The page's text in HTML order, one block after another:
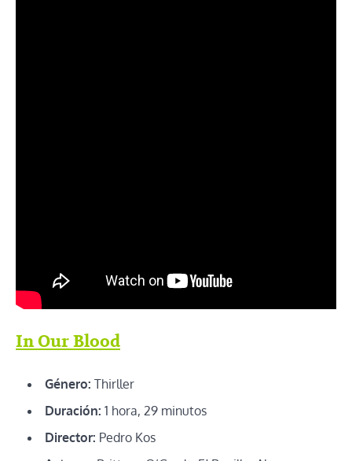
In Our Blood
Género: Thirller
Duración: 1 hora, 29 minutos
Director: Pedro Kos